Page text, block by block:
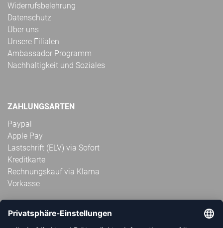
Widerrufsbelehrung
Datenschutz
Über uns
Unsere Filialen
Ambassador Programm
Nachhaltigkeit und Soziales
ZAHLUNGSARTEN
Paypal
Apple Pay
Lastschrift (ELV) via Sofort
Kreditkarte
Rechnungskauf via Klarna
Vorkasse
ABONNIERE JETZT DEN KOSTENLOSEN